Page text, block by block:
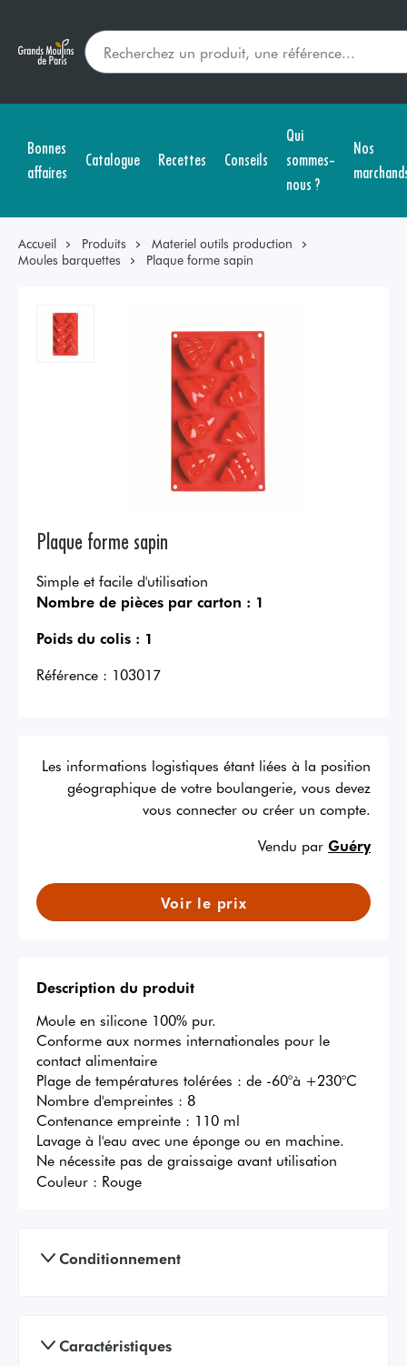
Bonnes
affaires
Catalogue Recettes Conseils
Qui
sommes-
nous ?
Nos
Accueil Produits
Materiel outils production
Moules barquettes
Plaque forme sapin
Plaque forme sapin
Simple et facile d'utilisation
Nombre de pièces par carton : 1
Poids du colis : 1
Référence : 103017
Les informations logistiques étant liées à la position
géographique de votre boulangerie, vous devez
vous connecter ou créer un compte.
Vendu par Guéry
Voir le prix
Description du produit
Moule en silicone 100% pur.
Conforme aux normes internationales pour le
contact alimentaire
Plage de températures tolérées : de -60°à +230°C
Nombre d'empreintes : 8
Contenance empreinte : 110 ml
Lavage à l'eau avec une éponge ou en machine.
Ne nécessite pas de graissaige avant utilisation
Couleur : Rouge
Conditionnement
Caractéristiques